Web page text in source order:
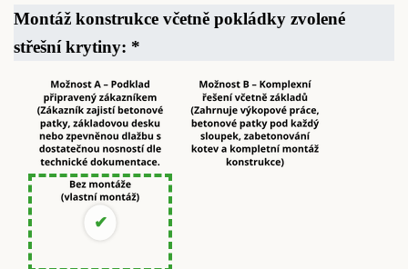
Montáž konstrukce včetně pokládky zvolené
střešní krytiny: *